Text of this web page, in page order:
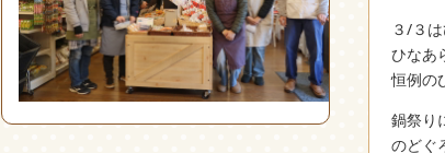
３/３
ひなあ
恒例の
鍋祭り
のどぐ